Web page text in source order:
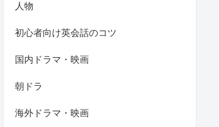
人物
初心者向け英会話のコツ
国内ドラマ・映画
朝ドラ
海外ドラマ・映画